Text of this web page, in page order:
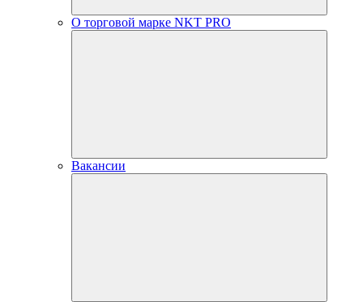
О торговой марке NKT PRO
Вакансии